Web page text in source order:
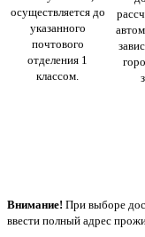
осуществляется до
указанного
почтового
отделения 1
классом.
Внимание! При выборе
ввести полный адрес